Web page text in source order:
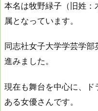
本名は牧野緑子（旧姓
属となっています。
同志社女子大学学芸学
進みました。
現在も舞台を中心に、
ある女優さんです。